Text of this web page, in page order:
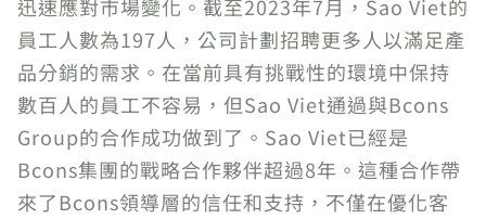
迅速應對市場變化。截至2023年7月，Sao Viet的
員工人數為197人，公司計劃招聘更多人以滿足產
品分銷的需求。在當前具有挑戰性的環境中保持
數百人的員工不容易，但Sao Viet通過與Bcons
Group的合作成功做到了。Sao Viet已經是
Bcons集團的戰略合作夥伴超過8年。這種合作帶
來了Bcons領導層的信任和支持，不僅在優化客